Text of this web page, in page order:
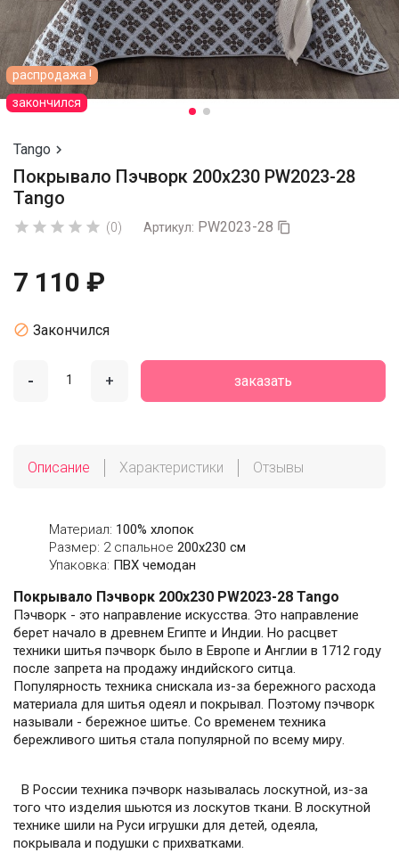
распродажа !
закончился
Tango 
Покрывало Пэчворк 200х230 PW2023-28
Tango
     (0) Артикул: PW2023-28 
7 110 ₽
 Закончился
- + заказать
Описание Характеристики Отзывы
Материал: 100% хлопок
Размер: 2 спальное 200х230 см
Упаковка: ПВХ чемодан
Покрывало Пэчворк 200х230 PW2023-28 Tango
Пэчворк - это направление искусства. Это направление
берет начало в древнем Египте и Индии. Но расцвет
техники шитья пэчворк было в Европе и Англии в 1712 году
после запрета на продажу индийского ситца.
Популярность техника снискала из-за бережного расхода
материала для шитья одеял и покрывал. Поэтому пэчворк
называли - бережное шитье. Со временем техника
бережливого шитья стала популярной по всему миру.
В России техника пэчворк называлась лоскутной, из-за
того что изделия шьются из лоскутов ткани. В лоскутной
технике шили на Руси игрушки для детей, одеяла,
покрывала и подушки с прихватками.